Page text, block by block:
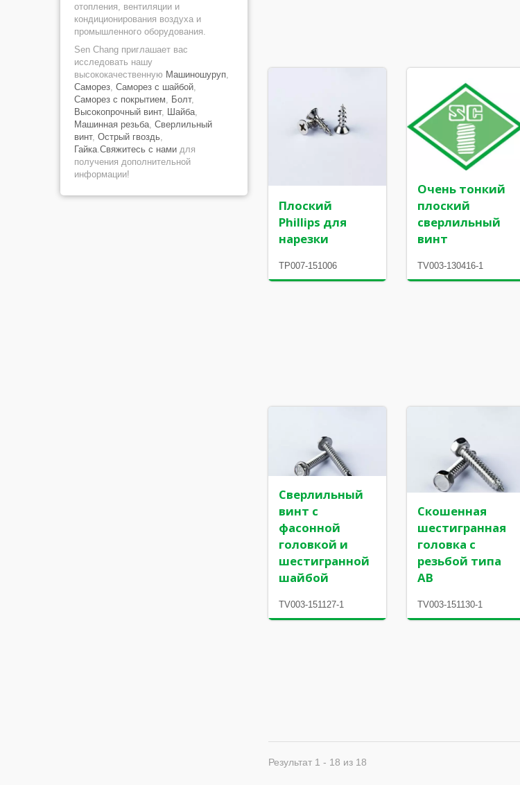
отопления, вентиляции и
кондиционирования воздуха и
промышленного оборудования.
Sen Chang приглашает вас
исследовать нашу
высококачественную Машиношуруп,
Саморез, Саморез с шайбой,
Саморез с покрытием, Болт,
Высокопрочный винт, Шайба,
Машинная резьба, Сверлильный
винт, Острый гвоздь,
Гайка.Свяжитесь с нами для
получения дополнительной
информации!
Плоский
Phillips для
нарезки
TP007-151006
Очень тонкий
плоский
сверлильный
винт
TV003-130416-1
Сверлильный
винт с
фасонной
головкой и
шестигранной
шайбой
TV003-151127-1
Скошенная
шестигранная
головка с
резьбой типа
AB
TV003-151130-1
Результат 1 - 18 из 18